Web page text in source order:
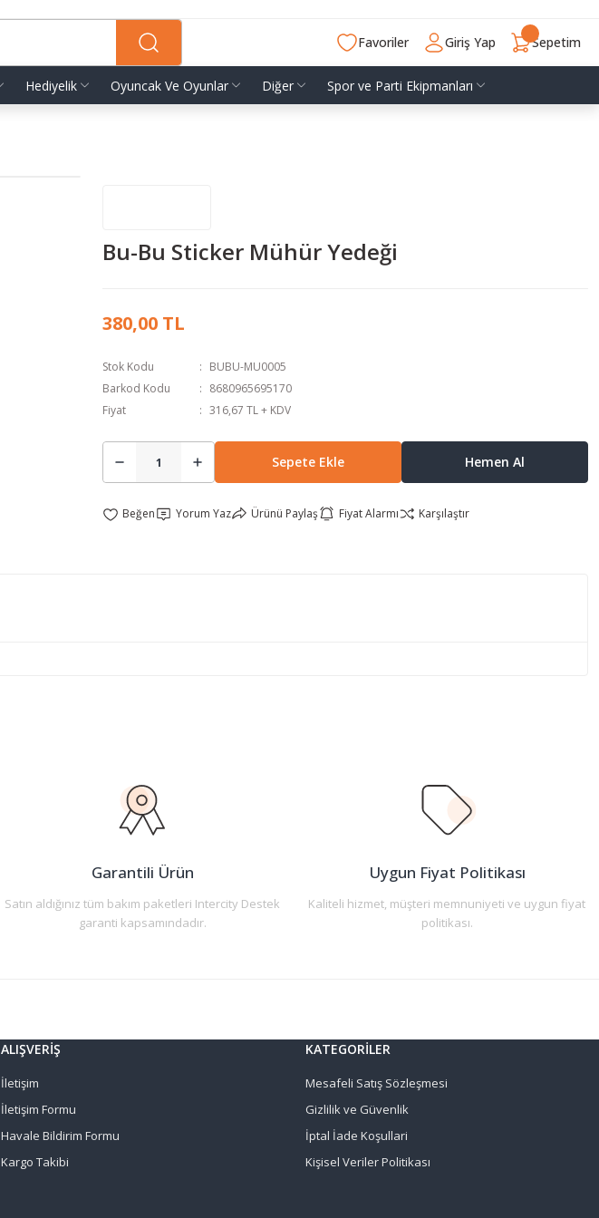
Favoriler Giriş Yap Sepetim
Hediyelik Oyuncak Ve Oyunlar Diğer Spor ve Parti Ekipmanları
Bu-Bu Sticker Mühür Yedeği
380,00 TL
Stok Kodu
BUBU-MU0005
Barkod Kodu
8680965695170
Fiyat
316,67 TL + KDV
Sepete Ekle Hemen Al
Yorum Yaz Ürünü Paylaş Fiyat Alarmı Karşılaştır
Garantili Ürün
Satın aldığınız tüm bakım paketleri Intercity Destek
garanti kapsamındadır.
Uygun Fiyat Politikası
Kaliteli hizmet, müşteri memnuniyeti ve uygun fiyat
politikası.
ALIŞVERİŞ
İletişim
İletişim Formu
Havale Bildirim Formu
Kargo Takibi
KATEGORİLER
Mesafeli Satış Sözleşmesi
Gizlilik ve Güvenlik
İptal İade Koşullari
Kişisel Veriler Politikası